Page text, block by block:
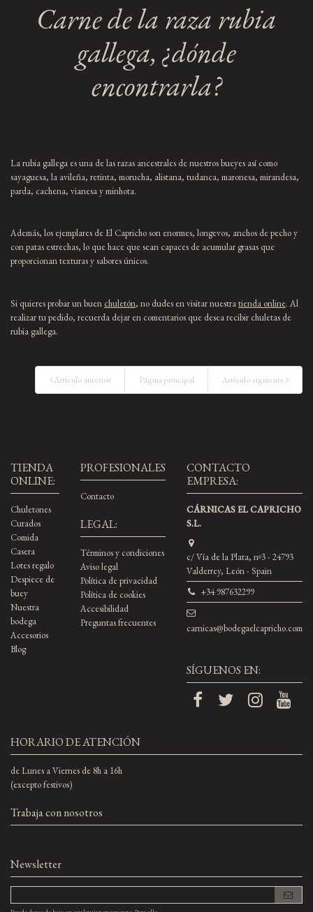
Carne de la raza rubia
gallega, ¿dónde
encontrarla?
La rubia gallega es una de las razas ancestrales de nuestros bueyes así como
sayaguesa, la avileña, retinta, morucha, alistana, tudanca, maronesa, mirandesa,
parda, cachena, vianesa y minhota.
Además, los ejemplares de El Capricho son enormes, longevos, anchos de pecho y
con patas estrechas, lo que hace que sean capaces de acumular grasas que
proporcionan texturas y sabores únicos.
Si quieres probar un buen chuletón, no dudes en visitar nuestratienda online. Al
realizar tu pedido, recuerda dejar en comentarios que desea recibir chuletas de
rubia gallega.
Artículo anterior Página principal Artículo siguiente
TIENDA
ONLINE:
Chuletones
Curados
Comida
Casera
Lotes regalo
Despiece de
buey
Nuestra
bodega
Accesorios
Blog
PROFESIONALES
Contacto
LEGAL:
Términos y condiciones
Aviso legal
Política de privacidad
Política de cookies
Accesibilidad
Preguntas frecuentes
CONTACTO
EMPRESA:
CÁRNICAS EL CAPRICHO
S.L.
c/ Vía de la Plata, nº3 - 24793
Valderrey, León - Spain
+34 987632299
carnicas@bodegaelcapricho.com
SÍGUENOS EN:
HORARIO DE ATENCIÓN
de Lunes a Viernes de 8h a 16h
(excepto festivos)
Trabaja con nosotros
Newsletter